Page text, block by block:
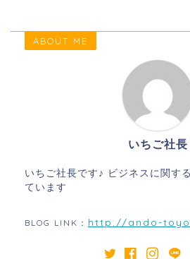
ABOUT ME
いちご社長
いちご社長です♪ ビジネスに関す
ています
BLOG LINK： http://ando-